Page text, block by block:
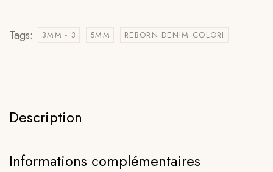
Tags: 3MM - 3 5MM REBORN DENIM COLORI
Description
Informations complémentaires